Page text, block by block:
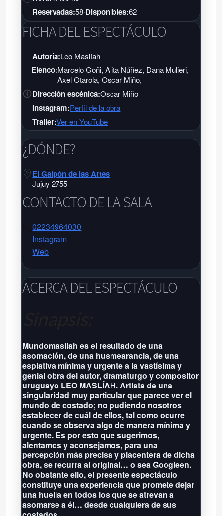
Reservadas:58·Disponibles:62
FICHA DEL ESPECTÁCULO
Autoría:Leo Maslíah
Elenco:Marcelo Goñi, Alita Núñez, Dana Mulieri,
Axel Otarola, Oscar Miño,
Dirección escénica:Oscar Miño
Instagram:Perfil de la obra
Trailer:Ver en YouTube
¿DÓNDE?
El Galpón de las Artes
Jujuy 2755
CONTACTO DE LA SALA
02234964030
Instagram
Web
Jujuy 2755 - Tel:02234964030-
Grilla completa
ACERCA DEL ESPECTÁCULO
Mundomasliah es el resultado de una
asomación, de una husmearancia, de una
espiativa mínima y urgente a la vastísima y
genial obra del autor, dramaturgo y compositor
uruguayo LEO MASLÍAH. Artista de una
singularidad muy particular que parece ver el
mundo de costado; no pudiendo nosotros
establecer de cuál de ellos, tal como ocurre
cuando se observa algo de manera mínima y
urgente. Es por esto que sugerimos,
alentamos y aconsejamos, para una
percepción más precisa y placentera de dicha
obra, se recurra al original… o sea Googleen.
No obstante ello, el presente espectáculo
constituye una experiencia que promete dejar
una huella en todos los que se atrevan a
asomarse a él… desde cualquiera de sus